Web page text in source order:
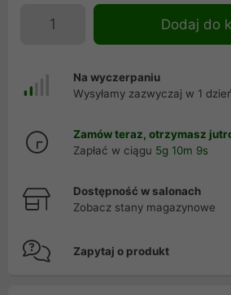
Dodaj do
Na wyczerpaniu
Wysyłamy zazwyczaj w 1
Zamów teraz, otrzymasz
Zapłać w ciągu 5g 10m 9s
Dostępność w salonach
Zobacz stany magazynowe
Zapytaj o produkt